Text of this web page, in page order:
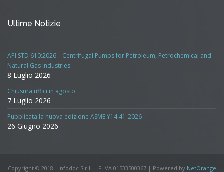
Ultime Notizie
API STD 610:2026 – Centrifugal Pumps for Petroleum, Petrochemical and
Natural Gas Industries
8 Luglio 2026
Chiusura uffici in agosto
7 Luglio 2026
Pubblicata la nuova edizione ASME Y14.41-2026
26 Giugno 2026
Copyright © 2018 - Infodoc S.r.l. | P.IVA 01533500367 | Powered by NetOrange